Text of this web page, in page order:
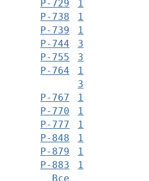
Р-729
1
Р-738
1
Р-739
1
Р-744
3
Р-755
3
Р-764
1
3
Р-767
1
Р-770
1
Р-777
1
Р-848
1
Р-879
1
Р-883
1
Все